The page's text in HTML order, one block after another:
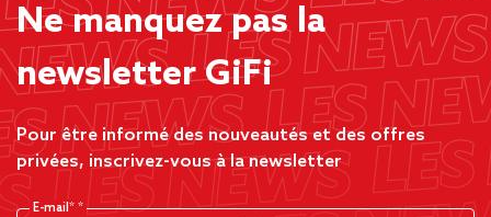
Ne manquez pas la
newsletter GiFi
Pour être informé des nouveautés et des offres
privées, inscrivez-vous à la newsletter
E-mail*